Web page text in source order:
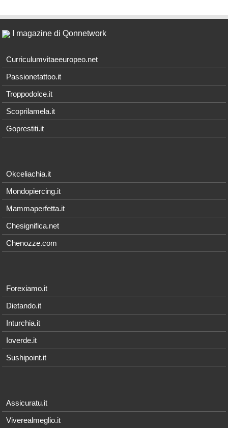
I magazine di Qonnetwork
Curriculumvitaeeuropeo.net
Passionetattoo.it
Troppodolce.it
Scoprilamela.it
Goprestiti.it
Okceliachia.it
Mondopiercing.it
Mammaperfetta.it
Chesignifica.net
Chenozze.com
Forexiamo.it
Dietando.it
Inturchia.it
Ioverde.it
Sushipoint.it
Assicuratu.it
Viverealmeglio.it